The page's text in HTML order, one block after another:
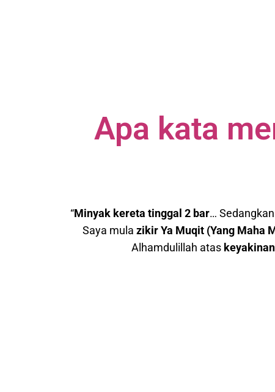
Apa kata
“Minyak kereta tinggal 2 bar…
Saya mula zikirYa Muqit (Yang Maha
Alhamdulillah atas